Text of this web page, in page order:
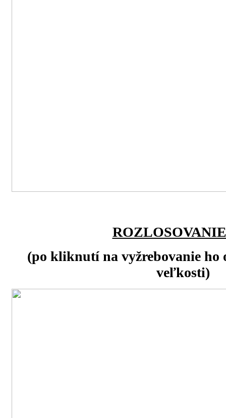
(po kliknutí na vyžrebovanie ho
veľkosti)